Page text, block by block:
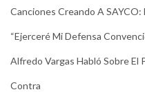
Canciones Creando A SAYCO:
“Ejerceré Mi Defensa
Alfredo Vargas Habló Sobre El
Contra